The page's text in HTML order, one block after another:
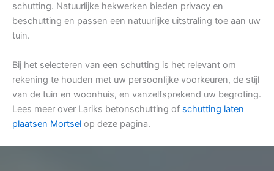
schutting. Natuurlijke hekwerken bieden privacy en
beschutting en passen een natuurlijke uitstraling toe aan uw
tuin.
Bij het selecteren van een schutting is het relevant om
rekening te houden met uw persoonlijke voorkeuren, de stijl
van de tuin en woonhuis, en vanzelfsprekend uw begroting.
Lees meer over Lariks betonschutting of schutting laten
plaatsen Mortsel op deze pagina.